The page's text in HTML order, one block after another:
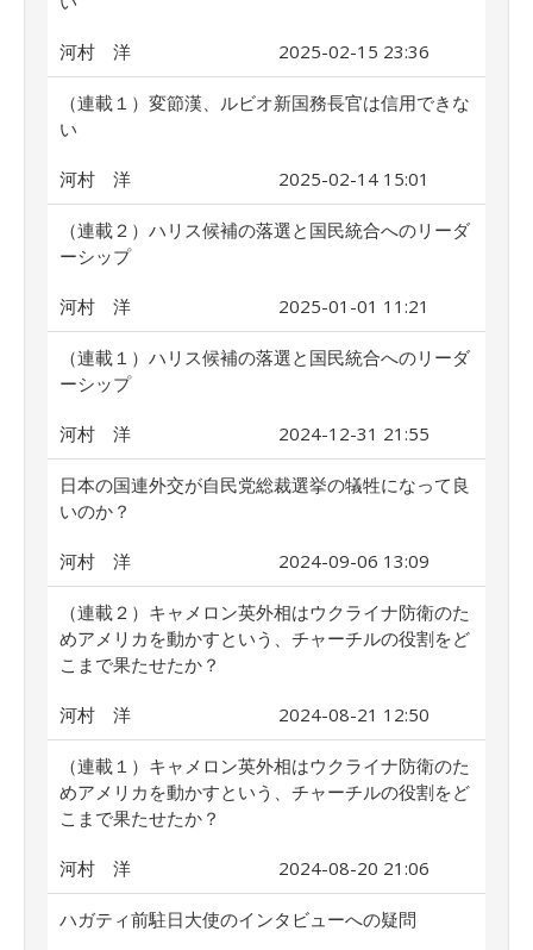
河村 洋 2025-02-15 23:36
（連載１）変節漢、ルビオ新国務長官は信用できな
い
河村 洋 2025-02-14 15:01
（連載２）ハリス候補の落選と国民統合へのリーダ
ーシップ
河村 洋 2025-01-01 11:21
（連載１）ハリス候補の落選と国民統合へのリーダ
ーシップ
河村 洋 2024-12-31 21:55
日本の国連外交が自民党総裁選挙の犠牲になって良
いのか？
河村 洋 2024-09-06 13:09
（連載２）キャメロン英外相はウクライナ防衛のた
めアメリカを動かすという、チャーチルの役割をど
こまで果たせたか？
河村 洋 2024-08-21 12:50
（連載１）キャメロン英外相はウクライナ防衛のた
めアメリカを動かすという、チャーチルの役割をど
こまで果たせたか？
河村 洋 2024-08-20 21:06
ハガティ前駐日大使のインタビューへの疑問